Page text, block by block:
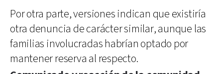
Por otra parte, versiones indican que existiría
otra denuncia de carácter similar, aunque las
familias involucradas habrían optado por
mantener reserva al respecto.